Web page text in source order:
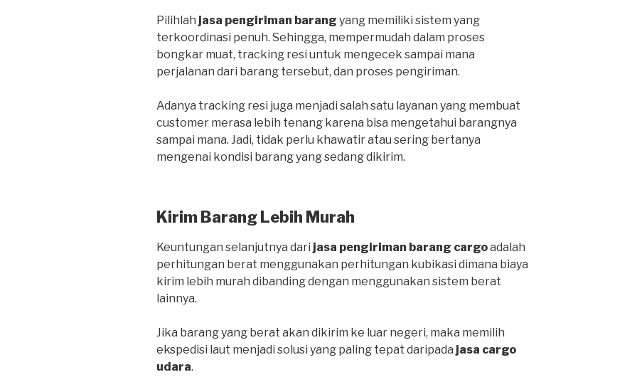
Pilihlah jasa pengiriman barang yang memiliki sistem yang
terkoordinasi penuh. Sehingga, mempermudah dalam proses
bongkar muat, tracking resi untuk mengecek sampai mana
perjalanan dari barang tersebut, dan proses pengiriman.
Adanya tracking resi juga menjadi salah satu layanan yang membuat
customer merasa lebih tenang karena bisa mengetahui barangnya
sampai mana. Jadi, tidak perlu khawatir atau sering bertanya
mengenai kondisi barang yang sedang dikirim.
Kirim Barang Lebih Murah
Keuntungan selanjutnya dari jasa pengiriman barang cargoadalah
perhitungan berat menggunakan perhitungan kubikasi dimana biaya
kirim lebih murah dibanding dengan menggunakan sistem berat
lainnya.
Jika barang yang berat akan dikirim ke luar negeri, maka memilih
ekspedisi laut menjadi solusi yang paling tepat daripada jasa cargo
udara.